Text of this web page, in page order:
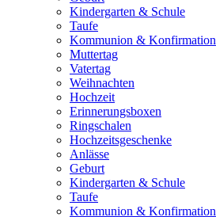
Kindergarten & Schule
Taufe
Kommunion & Konfirmation
Muttertag
Vatertag
Weihnachten
Hochzeit
Erinnerungsboxen
Ringschalen
Hochzeitsgeschenke
Anlässe
Geburt
Kindergarten & Schule
Taufe
Kommunion & Konfirmation